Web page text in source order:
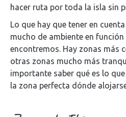
hacer ruta por toda la isla sin
Lo que hay que tener en
mucho de ambiente en
encontremos. Hay zonas más
otras zonas mucho más
importante saber qué es lo
la zona perfecta dónde